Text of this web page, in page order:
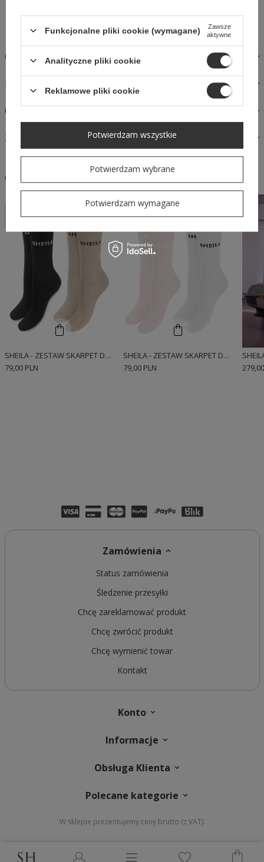
OPIS
MATERIAŁY I PIELĘGNACJA
OPINIE
ZAPYTAJ O PRODUKT
W podobnym stylu
NIEDOSTĘPNY
SHEILA - ZESTAW SKARPET DAMSKICH UNISEX 2 PAK Z LOGO
79,00 PLN
SHEILA - ZESTAW SKARPET DAMSKICH UNISEX 2 PAK Z LOGO BIEL I RÓŻ
79,00 PLN
Zamówienia
Status zamówienia
Śledzenie przesyłki
Chcę zareklamować produkt
Chcę zwrócić produkt
Chcę wymienić towar
Kontakt
Konto
Informacje
Obsługa Klienta
Polecane kategorie
W sklepie prezentujemy ceny brutto (z VAT).
Funkcjonalne pliki cookie (wymagane)
Zawsze
aktywne
Analityczne pliki cookie
Reklamowe pliki cookie
Potwierdzam wybrane
Potwierdzam wymagane
Potwierdzam wszystkie